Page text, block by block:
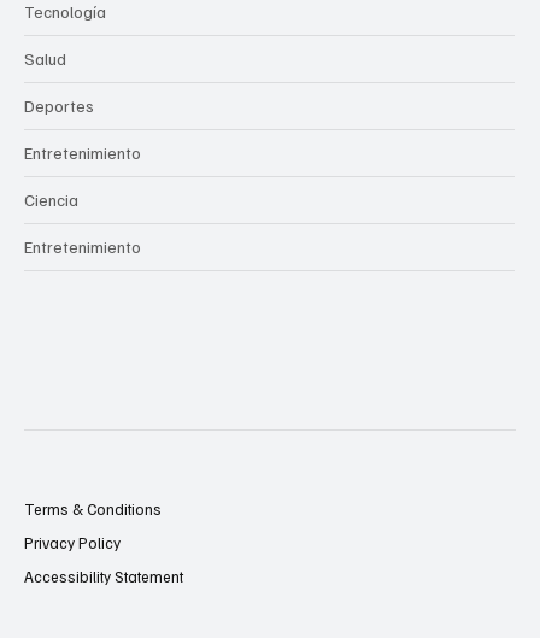
Tecnología
Salud
Deportes
Entretenimiento
Ciencia
Entretenimiento
Terms & Conditions
Privacy Policy
Accessibility Statement